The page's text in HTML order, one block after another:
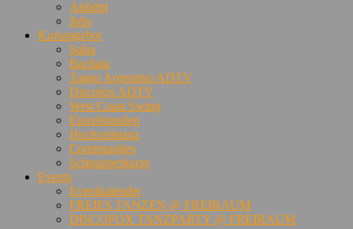
Anfahrt
Jobs
Kursangebot
Salsa
Bachata
Tango Argentino ADTV
Discofox ADTV
West Coast Swing
Einzelstunden
Hochzeitstanz
Communities
Schnupperkurse
Events
Eventkalender
FREIES TANZEN @ FREIRAUM
DISCOFOX TANZPARTY @ FREIRAUM